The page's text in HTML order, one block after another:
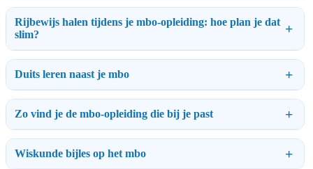
Rijbewijs halen tijdens je mbo-opleiding: hoe plan je dat
slim?
Duits leren naast je mbo
Zo vind je de mbo-opleiding die bij je past
Wiskunde bijles op het mbo